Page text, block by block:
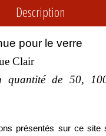
Description
pour le verre
Clair
quantité de 50,
présentés sur ce site